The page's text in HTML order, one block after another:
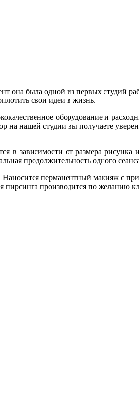
она была одной из первых студий
свои идеи в жизнь.
оборудование и
на нашей студии вы получаете
в зависимости от размера
продолжительность одного
перманентный макияж с
пирсинга производится по желанию